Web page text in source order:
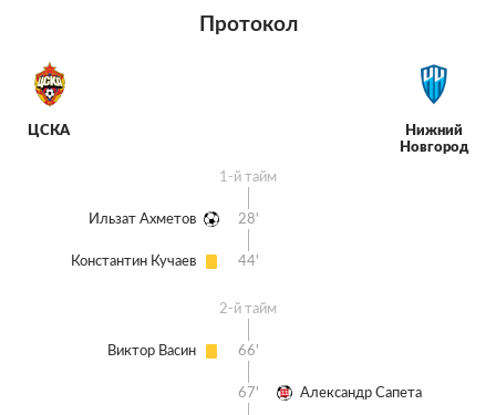
Протокол
ЦСКА
Нижний
Новгород
1-й тайм
Ильзат Ахметов 28'
Константин Кучаев 44'
2-й тайм
Виктор Васин 66'
Александр Сапета
67'